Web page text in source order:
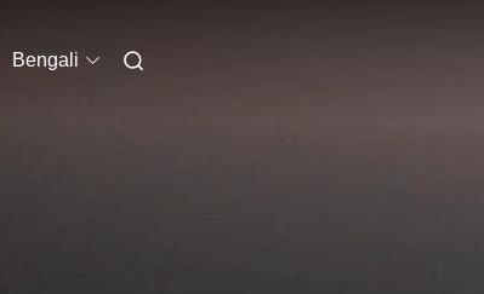
Bengali